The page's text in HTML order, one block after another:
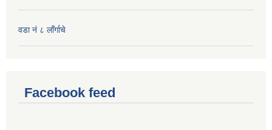
वडा नं ८ लाँर्गाचे
Facebook feed